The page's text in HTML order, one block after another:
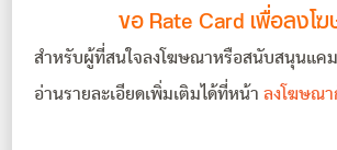
ขอ Rate Card เพื่อลงโ
สำหรับผู้ที่สนใจลงโฆษณาหรือสนับสนุนแค
อ่านรายละเอียดเพิ่มเติมได้ที่หน้าลงโฆษณ